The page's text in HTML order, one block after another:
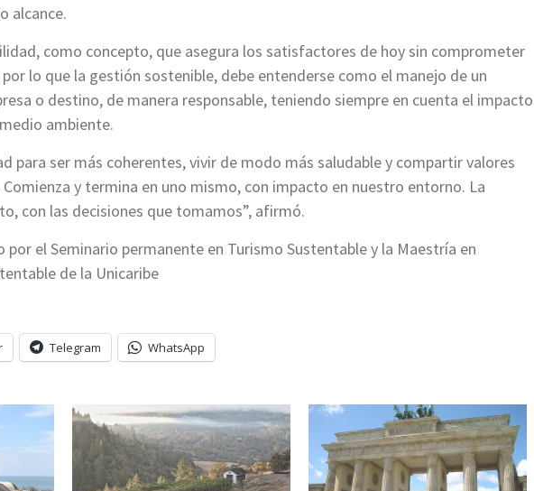
alcance.
como concepto, que asegura los satisfactores de hoy sin comprometer
lo que la gestión sostenible, debe entenderse como el manejo de un
o destino, de manera responsable, teniendo siempre en cuenta el impacto
ambiente.
para ser más coherentes, vivir de modo más saludable y compartir valores
y termina en uno mismo, con impacto en nuestro entorno. La
con las decisiones que tomamos”, afirmó.
por el Seminario permanente en Turismo Sustentable y la Maestría en
de la Unicaribe
Telegram WhatsApp